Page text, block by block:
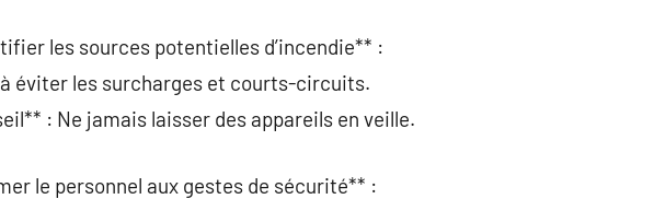
les sources potentielles d’incendie** :
éviter les surcharges et courts-circuits.
: Ne jamais laisser des appareils en veille.
le personnel aux gestes de sécurité** :